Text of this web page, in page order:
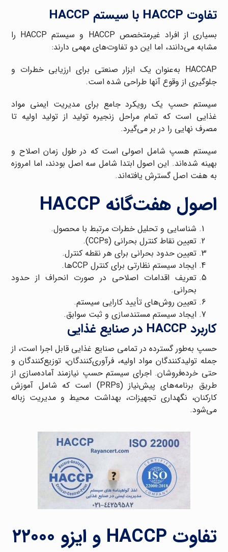
تفاوت HACCP با سیستم HACCP
بسیاری از افراد غیرمتخصص HACCP و سیستم HACCP را
مشابه می‌دانند، اما این دو تفاوت‌های مهمی دارند:
HACCAP به‌عنوان یک ابزار صنعتی برای ارزیابی خطرات و
جلوگیری از وقوع آنها طراحی شده است.
سیستم حسپ یک رویکرد جامع برای مدیریت ایمنی مواد
غذایی است که تمام مراحل زنجیره تولید از تولید اولیه تا
مصرف نهایی را در بر می‌گیرد.
سیستم هسپ شامل اصولی است که در طول زمان اصلاح و
بهینه شده‌اند. این اصول ابتدا شامل سه اصل بودند، اما امروزه
به هفت اصل گسترش یافته‌اند.
اصول هفت‌گانه HACCP
شناسایی و تحلیل خطرات مرتبط با محصول.
تعیین نقاط کنترل بحرانی (CCPs).
تعیین حدود بحرانی برای هر نقطه کنترل.
ایجاد سیستم نظارتی برای کنترل CCPها.
تعریف اقدامات اصلاحی در صورت انحراف از حدود
بحرانی.
تعیین روش‌های تأیید کارایی سیستم.
ایجاد سیستم مستندسازی و ثبت سوابق.
کاربرد HACCP در صنایع غذایی
حسپ به‌طور گسترده در تمامی صنایع غذایی قابل اجرا است، از
جمله تولیدکنندگان مواد اولیه، فرآوری‌کنندگان، توزیع‌کنندگان و
حتی خرده‌فروشان. اجرای سیستم حسپ نیازمند آماده‌سازی از
طریق برنامه‌های پیش‌نیاز (PRPs) است که شامل آموزش
کارکنان، نگهداری تجهیزات، بهداشت محیط و مدیریت زباله
می‌شود.
تفاوت HACCP و ایزو ۲۲۰۰۰